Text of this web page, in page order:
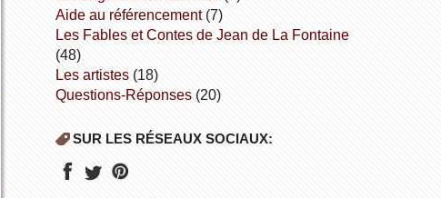
aide au référencement(7)
Les Fables et Contes de Jean de La Fontaine
(48)
Les artistes (18)
Questions-Réponses (20)
SUR LES RÉSEAUX SOCIAUX: